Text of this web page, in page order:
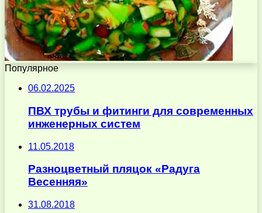
Популярное
06.02.2025
ПВХ трубы и фитинги для современных
инженерных систем
11.05.2018
Разноцветный пляцок «Радуга
Весенняя»
31.08.2018